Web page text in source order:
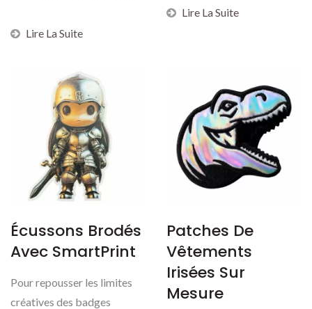
Lire La Suite
Lire La Suite
Écussons Brodés
Avec SmartPrint
Pour repousser les limites
créatives des badges
Patches De
Vêtements
Irisées Sur
Mesure